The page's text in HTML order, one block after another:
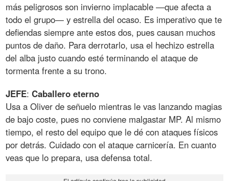
más peligrosos son invierno implacable —que afecta a
todo el grupo— y estrella del ocaso. Es imperativo que te
defiendas siempre ante estos dos, pues causan muchos
puntos de daño. Para derrotarlo, usa el hechizo estrella
del alba justo cuando esté terminando el ataque de
tormenta frente a su trono.
JEFE:Caballero eterno
Usa a Oliver de señuelo mientras le vas lanzando magias
de bajo coste, pues no conviene malgastar MP. Al mismo
tiempo, el resto del equipo que le dé con ataques físicos
por detrás. Cuidado con el ataque carnicería. En cuanto
veas que lo prepara, usa defensa total.